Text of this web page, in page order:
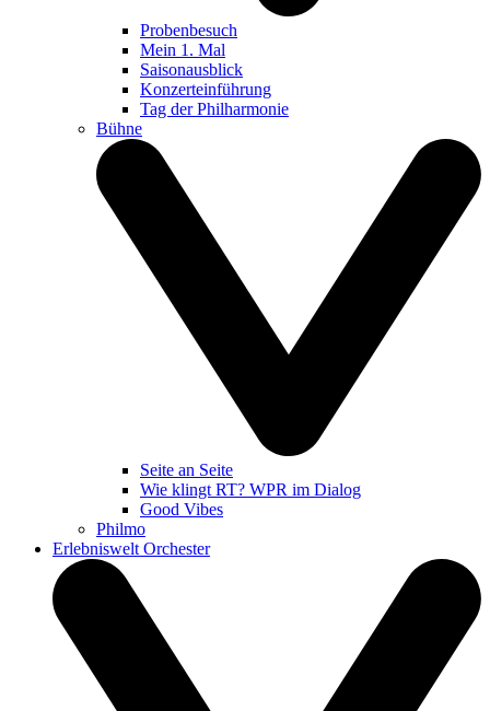
Probenbesuch
Mein 1. Mal
Saisonausblick
Konzerteinführung
Tag der Philharmonie
Bühne
Seite an Seite
Wie klingt RT? WPR im Dialog
Good Vibes
Philmo
Erlebniswelt Orchester